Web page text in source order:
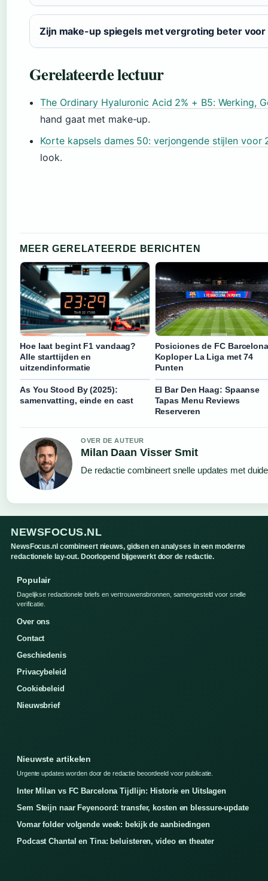
Zijn make-up spiegels met vergroting beter
Gerelateerde lectuur
The Ordinary Hyaluronic Acid 2% + B5: Werking,
hand gaat met make-up.
Korte kapsels dames 50: verjongende stijlen voor
look.
MEER GERELATEERDE BERICHTEN
Hoe laat begint F1 vandaag?
Alle starttijden en
uitzendinformatie
Posiciones de FC
Koploper La Liga met 74
Punten
As You Stood By (2025):
samenvatting, einde en cast
El Bar Den Haag: Spaanse
Tapas Menu Reviews
Reserveren
OVER DE AUTEUR
Milan Daan Visser Smit
De redactie combineert snelle updates met
NEWSFOCUS.NL
NewsFocus.nl combineert nieuws, gidsen en analyses in een moderne
redactionele lay-out. Doorlopend bijgewerkt door de redactie.
Populair
Dagelijkse redactionele briefs en vertrouwensbronnen, samengesteld voor snelle
verificatie.
Over ons
Contact
Geschiedenis
Privacybeleid
Cookiebeleid
Nieuwsbrief
Nieuwste artikelen
Urgente updates worden door de redactie beoordeeld voor publicatie.
Inter Milan vs FC Barcelona Tijdlijn: Historie en Uitslagen
Sem Steijn naar Feyenoord: transfer, kosten en blessure-update
Vomar folder volgende week: bekijk de aanbiedingen
Podcast Chantal en Tina: beluisteren, video en theater